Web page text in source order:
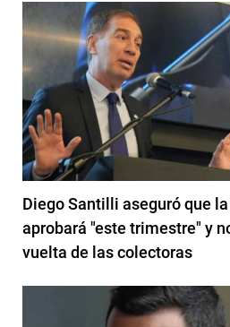
Diego Santilli aseguró que
aprobará "este trimestre" y
vuelta de las colectoras